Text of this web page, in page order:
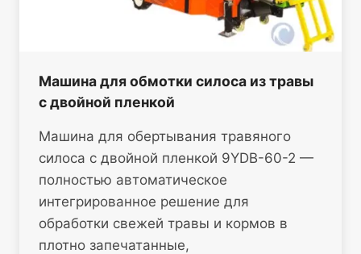
Машина для обмотки силоса из травы
с двойной пленкой
Машина для обертывания травяного
силоса с двойной пленкой 9YDB-60-2 —
полностью автоматическое
интегрированное решение для
обработки свежей травы и кормов в
плотно запечатанные,